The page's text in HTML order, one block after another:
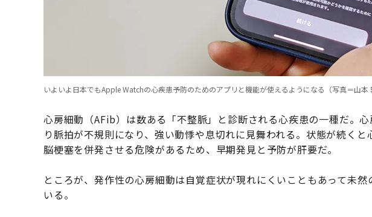
いよいよ日本でもApple Watchの心疾患予防のためのアプリと機能が使えるようになる（写真＝山本
心房細動（AFib）は数ある「不整脈」と診断される心疾患の一種だ。
り脈拍が不規則になり、強い動悸や息切れに見舞われる。状態が続く
脳梗塞を併発させる危険があるため、早期発見と予防が肝要だ。
ところが、発作性の心房細動は自覚症状が現れにくいこともあって未
いる。